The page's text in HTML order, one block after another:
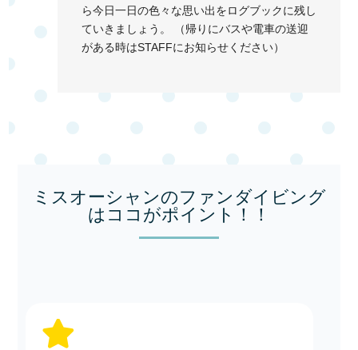
ら今日一日の色々な思い出をログブックに残し
ていきましょう。 （帰りにバスや電車の送迎
がある時はSTAFFにお知らせください）
ミスオーシャンのファンダイビング
はココがポイント！！
